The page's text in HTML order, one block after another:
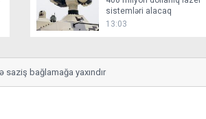
sistemləri alacaq
13:03
bağlamağa yaxındır